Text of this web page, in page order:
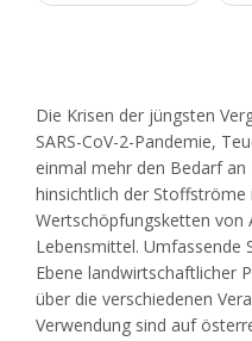
Die Krisen der jüngsten
SARS-CoV-2-Pandemie,
einmal mehr den Bedarf
hinsichtlich der Stoffströme
Wertschöpfungsketten von
Lebensmittel. Umfassende
Ebene landwirtschaftlicher
über die verschiedenen
Verwendung sind auf